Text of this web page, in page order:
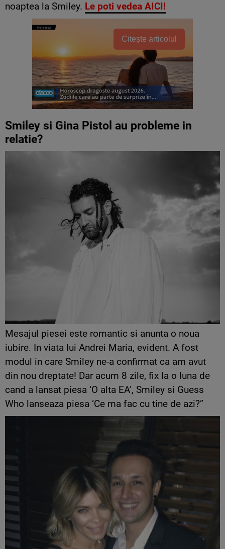
noaptea la Smiley. Le poti vedea AICI!
Citește articolul
Smiley si Gina Pistol au probleme in
relatie?
Mesajul piesei este romantic si anunta o noua
iubire. In viata lui Andrei Maria, evident. A fost
modul in care Smiley ne-a confirmat ca am avut
din nou dreptate! Dar acum 8 zile, fix la o luna de
cand a lansat piesa ‘O alta EA’, Smiley si Guess
Who lanseaza piesa ‘Ce ma fac cu tine de azi?”